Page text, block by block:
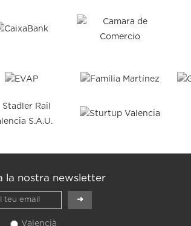
la nostra newsletter
Valencià